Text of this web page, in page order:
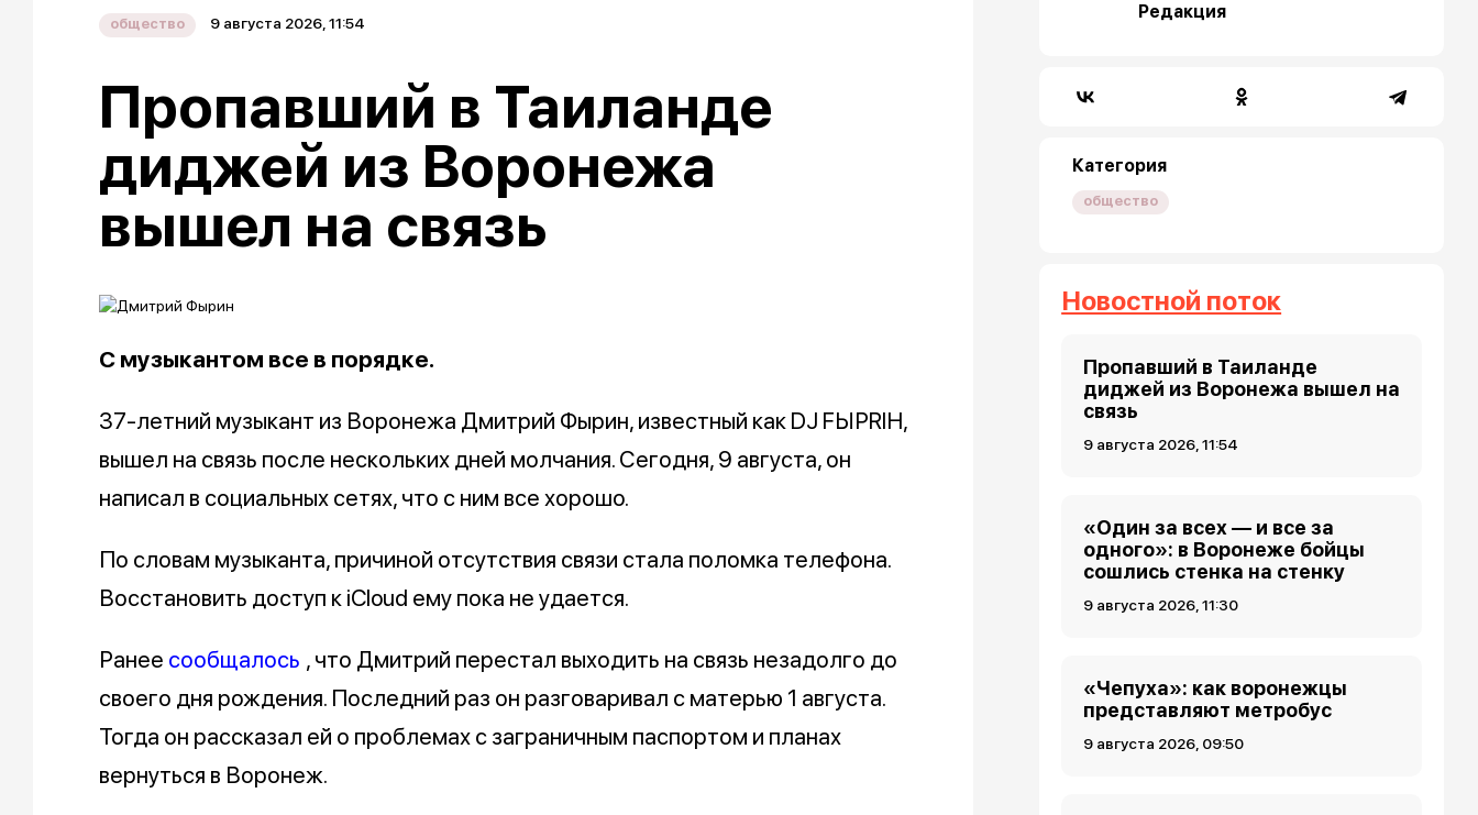
общество 9 августа 2026, 11:54
Пропавший в Таиланде
диджей из Воронежа
вышел на связь
С музыкантом все в порядке.
37-летний музыкант из Воронежа Дмитрий Фырин, известный как DJ FЫРRIН,
вышел на связь после нескольких дней молчания. Сегодня, 9 августа, он
написал в социальных сетях, что с ним все хорошо.
По словам музыканта, причиной отсутствия связи стала поломка телефона.
Восстановить доступ к iCloud ему пока не удается.
Ранее сообщалось , что Дмитрий перестал выходить на связь незадолго до
своего дня рождения. Последний раз он разговаривал с матерью 1 августа.
Тогда он рассказал ей о проблемах с заграничным паспортом и планах
вернуться в Воронеж.
Редакция
Категория
общество
Новостной поток
Пропавший в Таиланде
диджей из Воронежа вышел на
связь
9 августа 2026, 11:54
«Один за всех — и все за
одного»: в Воронеже бойцы
сошлись стенка на стенку
9 августа 2026, 11:30
«Чепуха»: как воронежцы
представляют метробус
9 августа 2026, 09:50